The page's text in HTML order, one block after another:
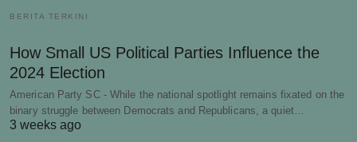
BERITA TERKINI
How Small US Political Parties Influence the
2024 Election
American Party SC - While the national spotlight remains fixated on the
binary struggle between Democrats and Republicans, a quiet…
3 weeks ago